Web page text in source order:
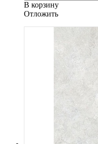
В корзину
Oтложить